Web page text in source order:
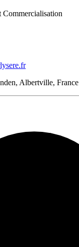
Commercialisation
Albertville, France